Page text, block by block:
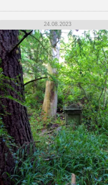
24.08.2023